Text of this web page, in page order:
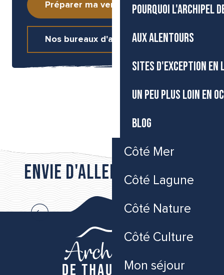
POURQUOI L'ARCHIPEL
AUX ALENTOURS
SITES D'EXCEPTION EN
UN PEU PLUS LOIN EN
BLOG
Côté Mer
Côté Lagune
Côté Nature
Côté Culture
Mon séjour
Préparer ma venue
Nos bureaux d'accueil
Envie d'aller plus loin...
Où dormir dans l’Archipel de Thau